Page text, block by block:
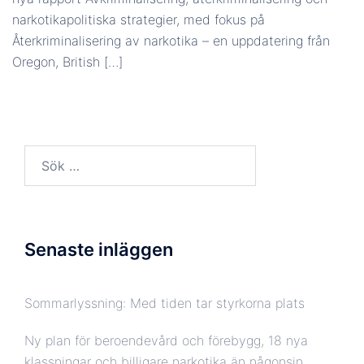
BÄDDA IN
narkotikapolitiska strategier, med fokus på
Återkriminalisering av narkotika – en uppdatering från
Oregon, British […]
Senaste inläggen
Sommarlyssning: Med tiden tar styrkorna plats
Ny plan för beroendevård och förebygg, 18 nya